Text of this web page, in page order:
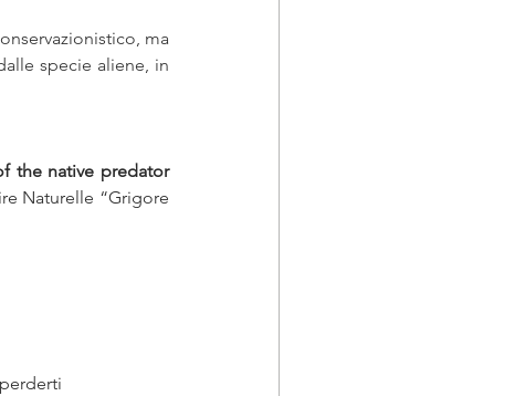
ma
specie aliene, in
the native predator
Naturelle “Grigore